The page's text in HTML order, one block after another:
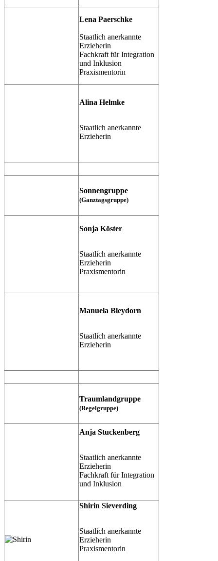
Lena Paerschke
Staatlich anerkannte
Erzieherin
Fachkraft für Integration
und Inklusion
Praxismentorin
Alina Helmke
Staatlich anerkannte
Erzieherin
Sonnengruppe
(Ganztagsgruppe)
Sonja Köster
Staatlich anerkannte
Erzieherin
Praxismentorin
Manuela Bleydorn
Staatlich anerkannte
Erzieherin
Traumlandgruppe
(Regelgruppe)
Anja Stuckenberg
Staatlich anerkannte
Erzieherin
Fachkraft für Integration
und Inklusion
Shirin Sieverding
Staatlich anerkannte
Erzieherin
Praxismentorin